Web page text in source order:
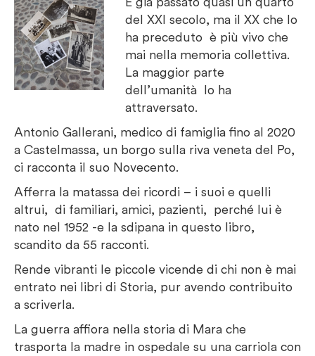
del XXI secolo, ma il XX che lo
ha preceduto è più vivo che
mai nella memoria collettiva.
La maggior parte
dell’umanità lo ha
attraversato.
Antonio Gallerani, medico di famiglia fino al 2020
a Castelmassa, un borgo sulla riva veneta del Po,
ci racconta il suo Novecento.
Afferra la matassa dei ricordi – i suoi e quelli
altrui, di familiari, amici, pazienti, perché lui è
nato nel 1952 -e la sdipana in questo libro,
scandito da 55 racconti.
Rende vibranti le piccole vicende di chi non è mai
entrato nei libri di Storia, pur avendo contribuito
a scriverla.
La guerra affiora nella storia di Mara che
trasporta la madre in ospedale su una carriola con